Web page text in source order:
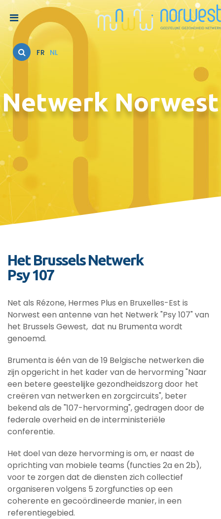
FR NL
Netwerk Norwest
Het Brussels Netwerk
Psy 107
Net als Rézone, Hermes Plus en Bruxelles-Est is
Norwest een antenne van het Netwerk "Psy 107" van
het Brussels Gewest, dat nu Brumenta wordt
genoemd.
Brumenta is één van de 19 Belgische netwerken die
zijn opgericht in het kader van de hervorming "Naar
een betere geestelijke gezondheidszorg door het
creëren van netwerken en zorgcircuits", beter
bekend als de "107-hervorming", gedragen door de
federale overheid en de interministeriële
conferentie.
Het doel van deze hervorming is om, er naast de
oprichting van mobiele teams (functies 2a en 2b),
voor te zorgen dat de diensten zich collectief
organiseren volgens 5 zorgfuncties op een
coherente en gecoördineerde manier, in een
referentiegebied.